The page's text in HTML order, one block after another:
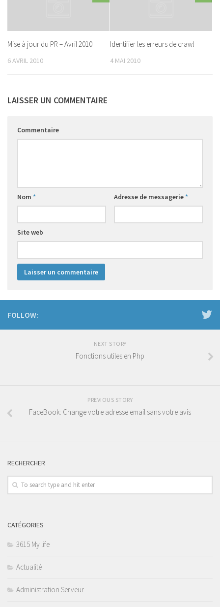
Mise à jour du PR – Avril 2010
6 AVRIL 2010
Identifier les erreurs de crawl
4 MAI 2010
LAISSER UN COMMENTAIRE
Commentaire
Nom * Adresse de messagerie*
Site web
FOLLOW:
NEXT STORY
Fonctions utiles en Php
PREVIOUS STORY
FaceBook: Change votre adresse email sans votre avis
RECHERCHER
CATÉGORIES
3615 My life
Actualité
Administration Serveur